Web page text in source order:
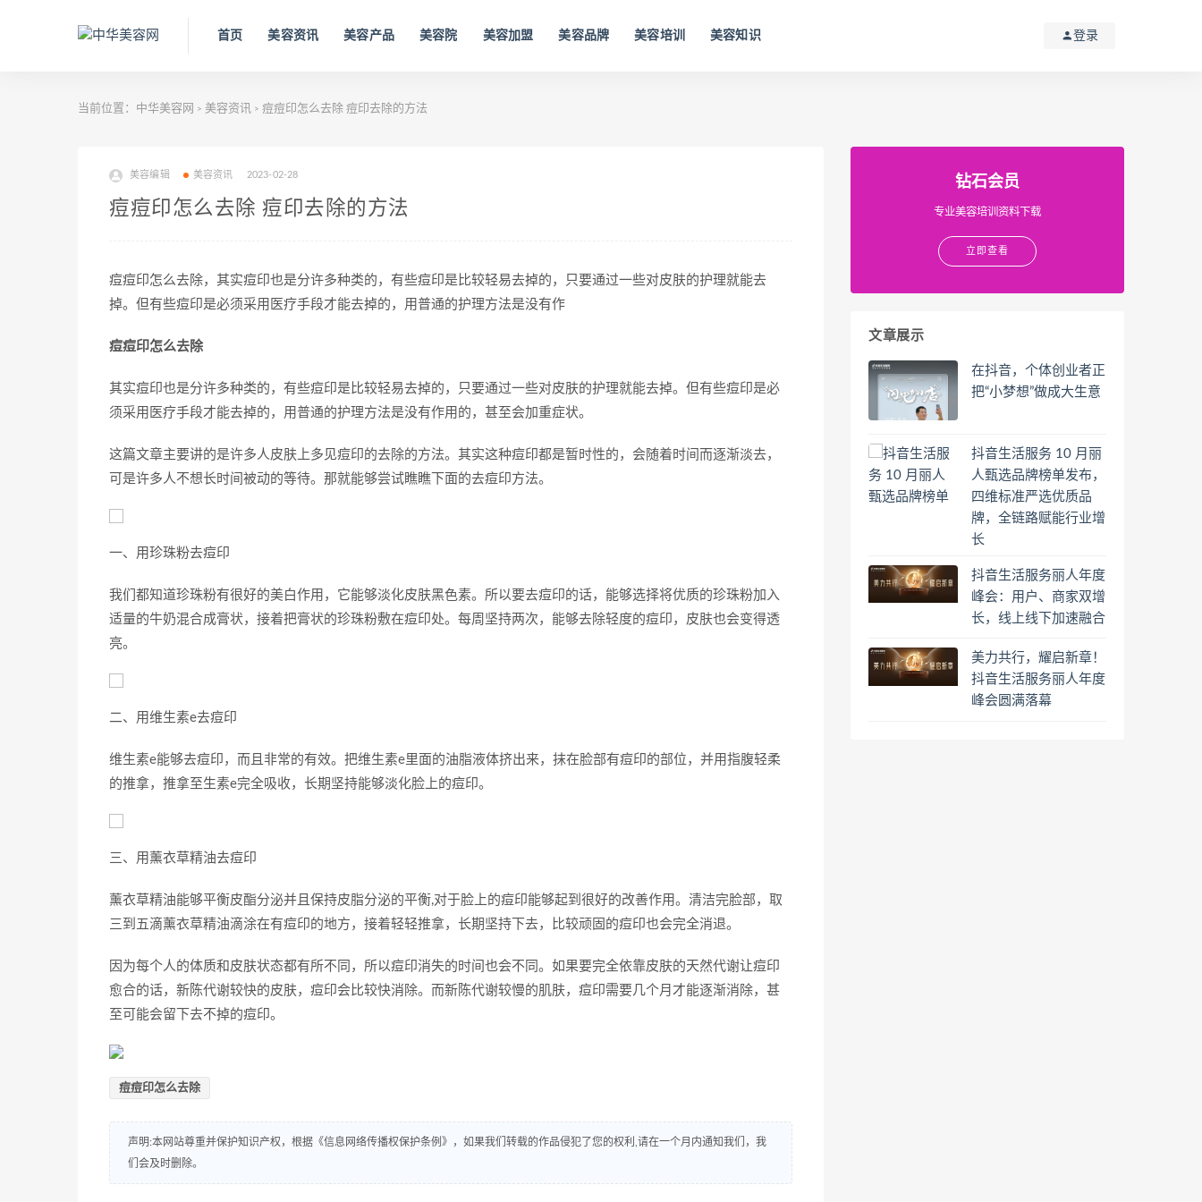
首页 美容资讯 美容产品 美容院 美容加盟 美容品牌 美容培训 美容知识 登录
当前位置： 中华美容网 > 美容资讯 > 痘痘印怎么去除 痘印去除的方法
美容编辑 美容资讯 2023-02-28
痘痘印怎么去除 痘印去除的方法
痘痘印怎么去除，其实痘印也是分许多种类的，有些痘印是比较轻易去掉的，只要通过一些对皮肤的护理就能去
掉。但有些痘印是必须采用医疗手段才能去掉的，用普通的护理方法是没有作
痘痘印怎么去除
其实痘印也是分许多种类的，有些痘印是比较轻易去掉的，只要通过一些对皮肤的护理就能去掉。但有些痘印是必
须采用医疗手段才能去掉的，用普通的护理方法是没有作用的，甚至会加重症状。
这篇文章主要讲的是许多人皮肤上多见痘印的去除的方法。其实这种痘印都是暂时性的，会随着时间而逐渐淡去，
可是许多人不想长时间被动的等待。那就能够尝试瞧瞧下面的去痘印方法。
一、用珍珠粉去痘印
我们都知道珍珠粉有很好的美白作用，它能够淡化皮肤黑色素。所以要去痘印的话，能够选择将优质的珍珠粉加入
适量的牛奶混合成膏状，接着把膏状的珍珠粉敷在痘印处。每周坚持两次，能够去除轻度的痘印，皮肤也会变得透
亮。
二、用维生素e去痘印
维生素e能够去痘印，而且非常的有效。把维生素e里面的油脂液体挤出来，抹在脸部有痘印的部位，并用指腹轻柔
的推拿，推拿至生素e完全吸收，长期坚持能够淡化脸上的痘印。
三、用薰衣草精油去痘印
薰衣草精油能够平衡皮酯分泌并且保持皮脂分泌的平衡,对于脸上的痘印能够起到很好的改善作用。清洁完脸部，取
三到五滴薰衣草精油滴涂在有痘印的地方，接着轻轻推拿，长期坚持下去，比较顽固的痘印也会完全消退。
因为每个人的体质和皮肤状态都有所不同，所以痘印消失的时间也会不同。如果要完全依靠皮肤的天然代谢让痘印
愈合的话，新陈代谢较快的皮肤，痘印会比较快消除。而新陈代谢较慢的肌肤，痘印需要几个月才能逐渐消除，甚
至可能会留下去不掉的痘印。
痘痘印怎么去除
声明:本网站尊重并保护知识产权，根据《信息网络传播权保护条例》，如果我们转载的作品侵犯了您的权利,请在一个月内通知我们，我
们会及时删除。
钻石会员
专业美容培训资料下载
立即查看
文章展示
在抖音，个体创业者正
把“小梦想”做成大生意
抖音生活服务 10 月丽
人甄选品牌榜单发布，
四维标准严选优质品
牌，全链路赋能行业增
长
抖音生活服务丽人年度
峰会：用户、商家双增
长，线上线下加速融合
美力共行，耀启新章！
抖音生活服务丽人年度
峰会圆满落幕